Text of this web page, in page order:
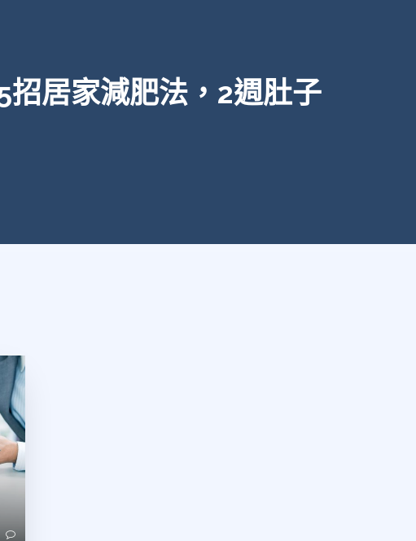
居家減肥法，2週肚子